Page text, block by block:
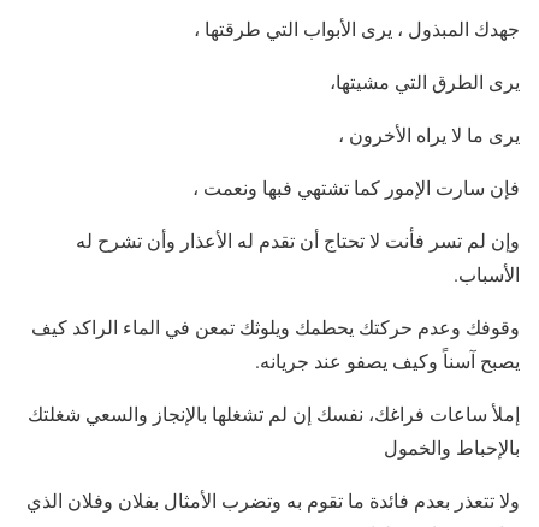
جهدك المبذول ، يرى الأبواب التي طرقتها ،
يرى الطرق التي مشيتها،
يرى ما لا يراه الأخرون ،
فإن سارت الإمور كما تشتهي فبها ونعمت ،
وإن لم تسر فأنت لا تحتاج أن تقدم له الأعذار وأن تشرح له
الأسباب.
وقوفك وعدم حركتك يحطمك ويلوثك تمعن في الماء الراكد كيف
يصبح آسناً وكيف يصفو عند جريانه.
إملأ ساعات فراغك، نفسك إن لم تشغلها بالإنجاز والسعي شغلتك
بالإحباط والخمول
ولا تتعذر بعدم فائدة ما تقوم به وتضرب الأمثال بفلان وفلان الذي